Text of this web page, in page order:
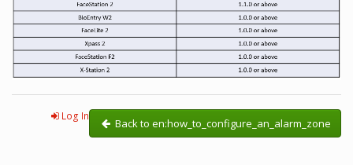
Back to en:how_to_configure_an_alarm_zone
Log In